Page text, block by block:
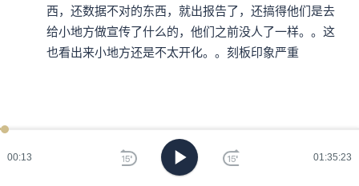
00:13 01:35:23
西，还数据不对的东西，就出报告了，还搞得他们是去
给小地方做宣传了什么的，他们之前没人了一样。。这
也看出来小地方还是不太开化。。刻板印象严重